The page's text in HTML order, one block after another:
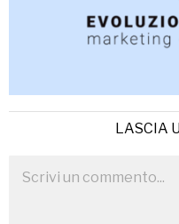
LASCIA